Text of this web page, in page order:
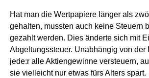
Hat man die Wertpapiere länger als
gehalten, mussten auch keine Steuern
gezahlt werden. Dies änderte sich mit
Abgeltungssteuer. Unabhängig von der
jede:r alle Aktiengewinne versteuern,
sie vielleicht nur etwas fürs Alters spart.